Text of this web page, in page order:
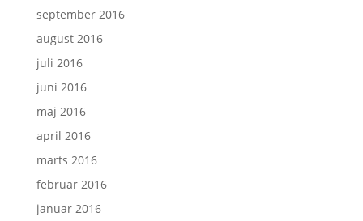
september 2016
august 2016
juli 2016
juni 2016
maj 2016
april 2016
marts 2016
februar 2016
januar 2016